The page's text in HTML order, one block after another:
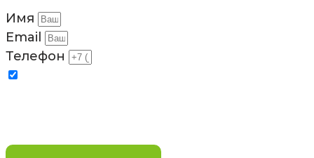
Имя
Email
Телефон